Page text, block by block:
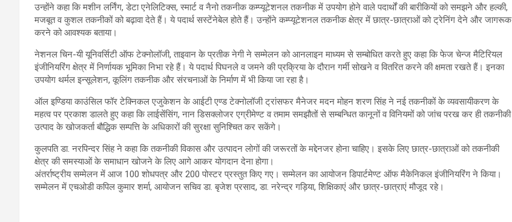
उन्होंने कहा कि मशीन लर्निंग, डेटा एनेलिटिक्स, स्मार्ट व नैनो तकनीक कम्प्यूटेशनल तकनीक में उपयोग होने वाले पदार्थों की बारीकियों को समझने और हल्की,
मजबूत व कुशल तकनीकों को बढ़ावा देते हैं। ये पदार्थ सस्टेंनेबेल होते हैं। उन्होंने कम्प्यूटेशनल तकनीक क्षेत्र में छात्र-छात्राओं को ट्रेनिंग देने और जागरूक
करने को आवश्यक बताया।
नेशनल चिन-यी यूनिवर्सिटी ऑफ टेक्नोलॉजी, ताइवान के प्रतीक नेगी ने सम्मेलन को आनलाइन माध्यम से सम्बोधित करते हुए कहा कि फेज चेन्ज मैटिरियल
इंजीनियरिंग क्षेत्र में निर्णायक भूमिका निभा रहे हैं। ये पदार्थ पिघनले व जमने की प्रक्रिया के दौरान गर्मी सोखने व वितरित करने की क्षमता रखते हैं। इनका
उपयोग थर्मल इन्सूलेशन, कूलिंग तकनीक और संरचनाओं के निर्माण में भी किया जा रहा है।
ऑल इण्डिया काउंसिल फॉर टेक्निकल एजुकेशन के आईटी एण्ड टेक्नोलॉजी ट्रांसफर मैनेजर मदन मोहन शरण सिंह ने नई तकनीकों के व्यवसायीकरण के
महत्व पर प्रकाश डालते हुए कहा कि लाईसेंसिंग, नान डिसक्लोजर एग्रीमेण्ट व तमाम समझौतों से सम्बन्धित कानूनों व विनियमों को जांच परख कर ही तकनीकी
उत्पाद के खोजकर्ता बौद्धिक सम्पत्ति के अधिकारों की सुरक्षा सुनिश्चित कर सकेंगे।
कुलपति डा. नरपिन्दर सिंह ने कहा कि तकनीकी विकास और उत्पादन लोगों की जरूरतों के मद्देनजर होना चाहिए। इसके लिए छात्र-छात्राओं को तकनीकी
क्षेत्र की समस्याओं के समाधान खोजने के लिए आगे आकर योगदान देना होगा।
अंतर्राष्ट्रीय सम्मेलन में आज 100 शोधपत्र और 200 पोस्टर प्रस्तुत किए गए। सम्मेलन का आयोजन डिपार्टमेण्ट ऑफ मैकेनिकल इंजीनियरिंग ने किया।
सम्मेलन में एचओडी कपिल कुमार शर्मा, आयोजन सचिव डा. बृजेश प्रसाद, डा. नरेन्द्र गड़िया, शिक्षिकाएं और छात्र-छात्राएं मौजूद रहे।